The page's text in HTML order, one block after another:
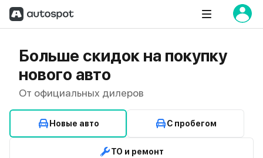
Больше скидок на покупку
нового авто
От официальных дилеров
Новые авто С пробегом
ТО и ремонт